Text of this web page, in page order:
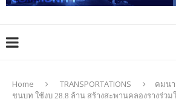
Home TRANSPORTATIONS คมน
ชนบท ใช้งบ 28.8 ล้าน สร้างสะพานคลองรางร่ว